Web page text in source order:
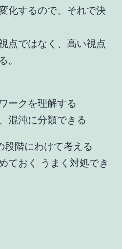
化するので、それで決
点ではなく、高い視点
。
ークを理解する
混沌に分類できる
階にわけて考える
ておく うまく対処でき